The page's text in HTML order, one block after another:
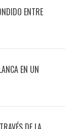
ENTRE
EN UN